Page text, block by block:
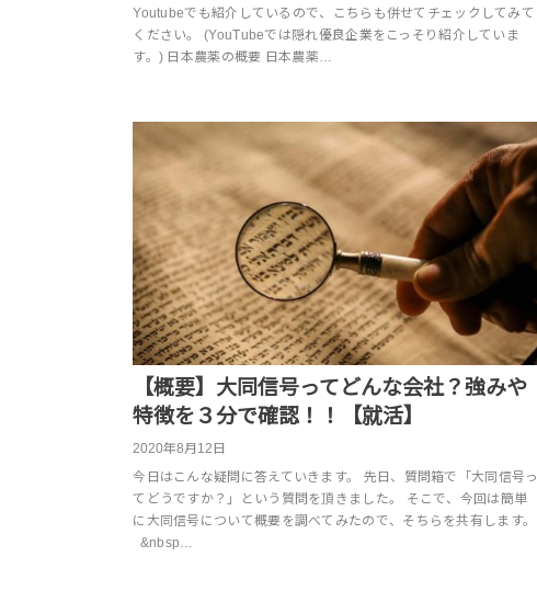
Youtubeでも紹介しているので、こちらも併せてチェックしてみて
ください。 (YouTubeでは隠れ優良企業をこっそり紹介していま
す。) 日本農薬の概要 日本農薬…
【概要】大同信号ってどんな会社？強みや
特徴を３分で確認！！【就活】
2020年8月12日
今日はこんな疑問に答えていきます。 先日、質問箱で「大同信号っ
てどうですか？」という質問を頂きました。 そこで、今回は簡単
に大同信号について概要を調べてみたので、そちらを共有します。
&nbsp…